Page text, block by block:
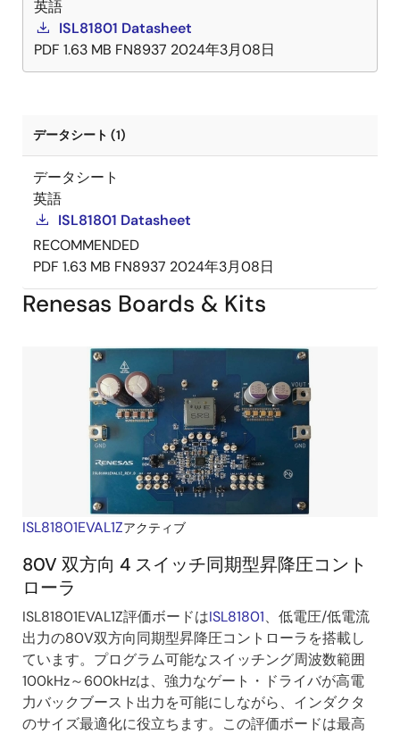
英語
ISL81801 Datasheet
PDF 1.63 MB FN8937 2024年3月08日
データシート (1)
データシート
英語
ISL81801 Datasheet
RECOMMENDED
PDF 1.63 MB FN8937 2024年3月08日
Renesas Boards & Kits
ISL81801EVAL1Zアクティブ
80V 双方向 4 スイッチ同期型昇降圧コント
ローラ
ISL81801EVAL1Z評価ボードはISL81801、低電圧/低電流
出力の80V双方向同期型昇降圧コントローラを搭載し
ています。プログラム可能なスイッチング周波数範囲
100kHz～600kHzは、強力なゲート・ドライバが高電
力バックブースト出力を可能にしながら、インダクタ
のサイズ最適化に役立ちます。この評価ボードは最高